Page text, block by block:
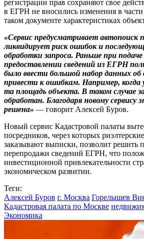
регистрации прав сохраняют свое
в ЕГРН не вносились изменения в
таком документе характеристиках
«Сервис предусматривает автопоиск
ликвидирует риск ошибок и
обработки запроса. Раньше при подаче
предоставлении сведений из ЕГРН
было ввести большой набор данных
привести к ошибкам. Например, когда
та площадь объекта. В таком случае
обработан. Благодаря новому сервису
решена» — говорит Алексей Буров.
Новый сервис Кадастровой палаты
посредников, через которых
заказывают выписки, позволит решить
перепродажи сведений ЕГРН, что
инвестиционной привлекательности
экономическом развитии.
Теги:
Алексей Буров г. Москва Горелышев
Кадастровая палата по Москве
Экономика